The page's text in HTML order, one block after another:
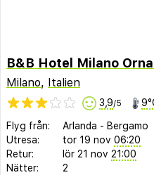
B&B Hotel Milano
Milano, Italien
3,9/5
Flyg från: Arlanda - Bergamo
Utresa:
tor 19 nov 06:20
Retur:
lör 21 nov 21:00
Nätter:
2